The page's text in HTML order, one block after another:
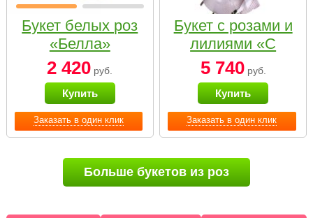
Заказать в один клик
Букет белых роз
«Белла»
2 420 руб.
Купить
Заказать в один клик
Букет с розами и
лилиями «С
наилучшими
пожеланиями»
5 740руб.
Купить
Больше букетов из роз